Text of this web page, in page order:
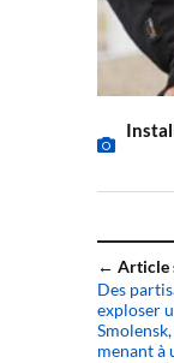
← Article
Des
exploser
menant à